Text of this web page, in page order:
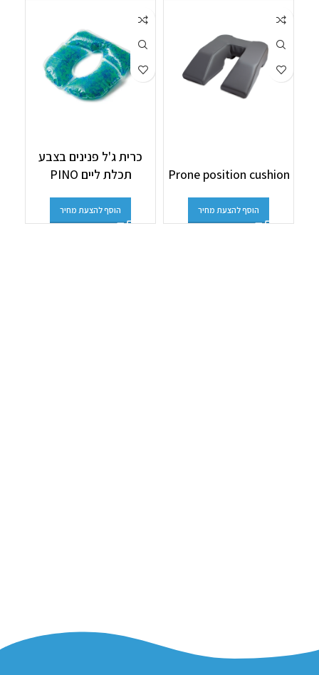
Prone position cushion
הוסף להצעת מחיר
כרית ג'ל פנינים בצבע
תכלת ליים PINO
הוסף להצעת מחיר